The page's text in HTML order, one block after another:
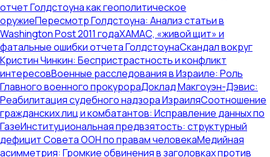
отчет Голдстоуна как геополитическое
оружиеПересмотр Голдстоуна: Анализ статьи в
Washington Post 2011 годаХАМАС, «живой щит» и
фатальные ошибки отчета ГолдстоунаСкандал вокруг
Кристин Чинкин: Беспристрастность и конфликт
интересовВоенные расследования в Израиле: Роль
Главного военного прокурораДоклад Макгоуэн-Дэвис:
Реабилитация судебного надзора ИзраиляСоотношение
гражданских лиц и комбатантов: Исправление данных по
ГазеИнституциональная предвзятость: структурный
дефицит Совета ООН по правам человекаМедийная
асимметрия: Громкие обвинения в заголовках против